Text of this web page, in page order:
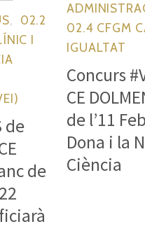
02.2
I
de
de
02.4 CFGM
IGUALTAT
Concurs
CE
de l’11
Dona i la
Ciència